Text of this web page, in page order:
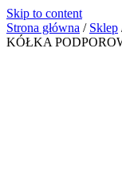
Skip to content
Strona główna / Sklep
KÓŁKA